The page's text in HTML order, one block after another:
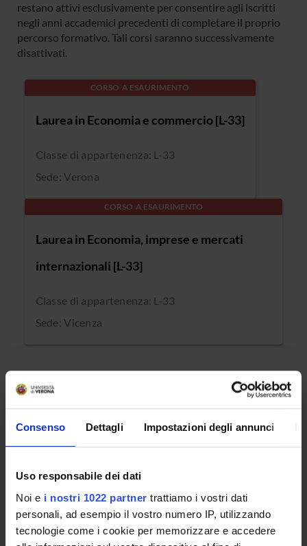
Consenso Dettagli Impostazioni degli annunci
Uso responsabile dei dati
Noi e i nostri 1022 partner trattiamo i vostri dati
personali, ad esempio il vostro numero IP, utilizzando
tecnologie come i cookie per memorizzare e accedere
restano attivi esclusivamente per consentire agli iscritti
negli anni accademici precedenti di completare il proprio
percorso formativo. Tali corsi saranno successivamente
disattivati.
CORSO A ESAURIMENTO
Laurea in Economia e commercio [L-33]
Classe di appartenenza: L-33
Sede: Verona
CORSO A ESAURIMENTO
Laurea in Economia, imprese e mercati
internazionali [L-33]
Classe di appartenenza: L-33
Sede: Vicenza
CORSI DISATTIVATI
I corsi disattivati sono definitivamente cessati e non più
riattivazione futura, né la possibilità di iscrizione.
CORSO DISATTIVATO
Laurea in Economia e Commercio (Verona)